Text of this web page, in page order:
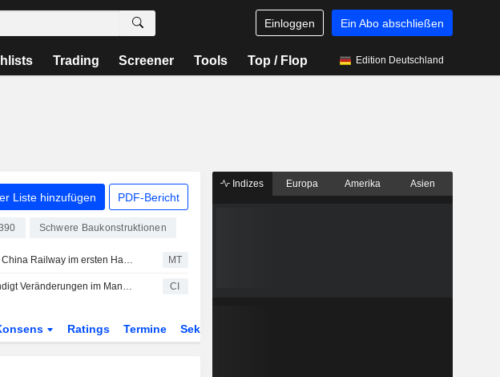
Einloggen Ein Abo abschließen
Trading Screener Tools Top / Flop Edition Deutschland
Liste hinzufügen PDF-Bericht
Schwere Baukonstruktionen
Gesamtwert der Neuaufträge von China Railway im ersten Halbjahr um 9% gesunken MT
China Railway Group Limited kündigt Veränderungen im Management an CI
Ratings Termine Sektor
Indizes Europa Amerika Asien